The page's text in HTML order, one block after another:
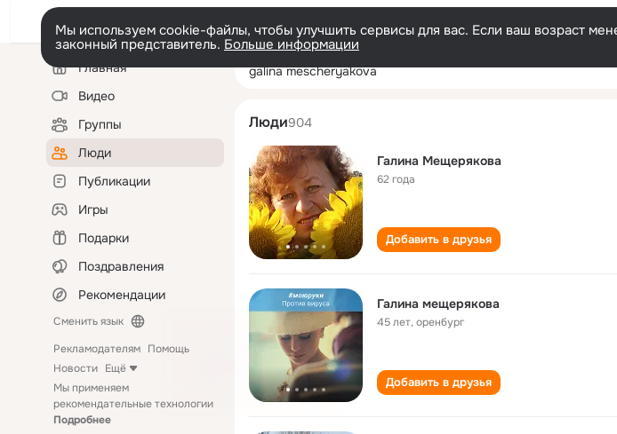
Мы используем cookie-файлы, чтобы улучшить сервисы для вас. Если ваш возраст
законный представитель. Больше информации
Левая
колонкаГлавная
Видео
Группы
Люди
Публикации
Игры
Подарки
Поздравления
Рекомендации
Сменить язык
Рекламодателям Помощь
Новости Ещё
Мы применяем
рекомендательные технологии
Подробнее
galina mescheryakova
Люди904
Галина Мещерякова
62 года
Добавить в друзья
Галина мещерякова
45 лет,оренбург
Добавить в друзья